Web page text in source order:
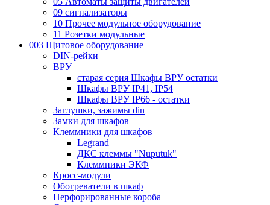
09 сигнализаторы
10 Прочее модульное оборудование
11 Розетки модульные
003 Щитовое оборудование
DIN-рейки
ВРУ
старая серия Шкафы ВРУ остатки
Шкафы ВРУ IP41, IP54
Шкафы ВРУ IP66 - остатки
Заглушки, зажимы din
Замки для шкафов
Клеммники для шкафов
Legrand
ДКС клеммы "Nuputuk"
Клеммники ЭКФ
Кросс-модули
Обогреватели в шкаф
Перфорированные короба